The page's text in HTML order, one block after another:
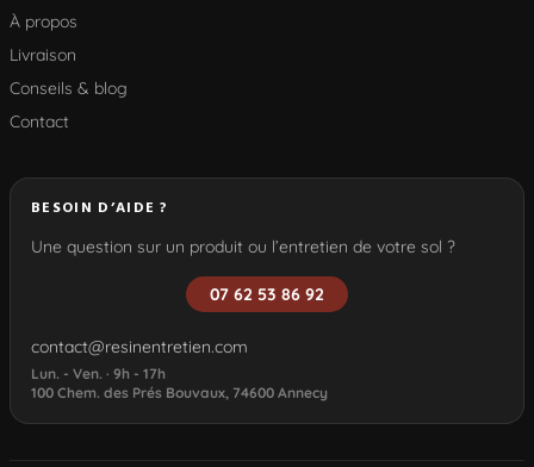
À propos
Livraison
Conseils & blog
Contact
BESOIN D’AIDE ?
Une question sur un produit ou l’entretien de votre sol ?
07 62 53 86 92
contact@resinentretien.com
Lun. - Ven. · 9h - 17h
100 Chem. des Prés Bouvaux, 74600 Annecy